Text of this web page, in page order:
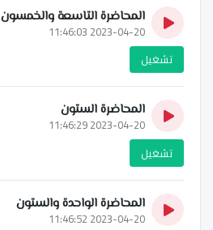
المحاضرة التاسعة والخمسون
2023-04-20 11:46:03
تشغيل
المحاضرة الستون
2023-04-20 11:46:29
تشغيل
المحاضرة الواحدة والستون
2023-04-20 11:46:52